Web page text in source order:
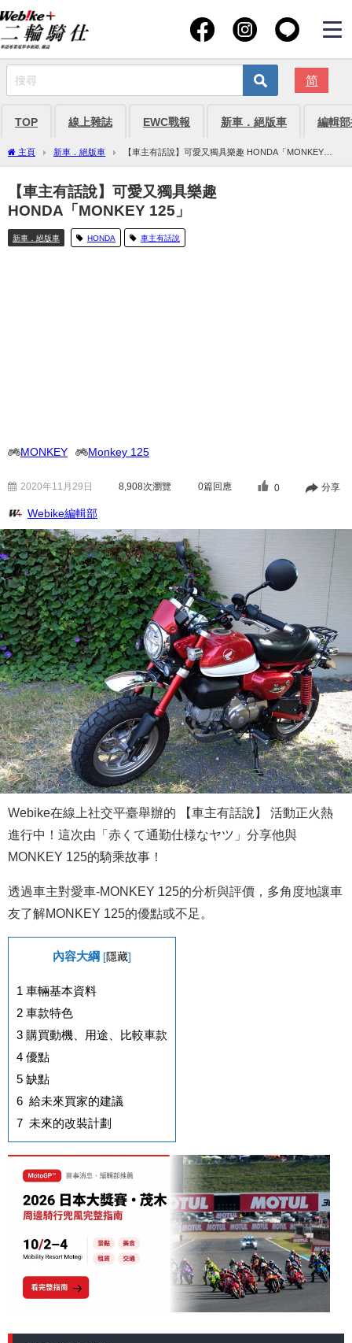
简
TOP 線上雜誌 EWC戰報 新車．絕版車 編輯
主頁 新車．絕版車
【車主有話說】可愛又獨具樂趣 HONDA「MONKEY
125」
【車主有話說】可愛又獨具樂趣
HONDA「MONKEY 125」
新車．絕版車 HONDA 車主有話說
MONKEY Monkey 125
2020年11月29日 8,908次瀏覽 0篇回應 0 分享
Webike編輯部
Webike在線上社交平臺舉辦的 【車主有話說】 活動正火熱
進行中！這次由「赤くて通勤仕様なヤツ」分享他與
MONKEY 125的騎乘故事！
透過車主對愛車-MONKEY 125的分析與評價，多角度地讓車
友了解MONKEY 125的優點或不足。
內容大綱 [隱藏]
1 車輛基本資料
2 車款特色
3 購買動機、用途、比較車款
4 優點
5 缺點
6 給未來買家的建議
7 未來的改裝計劃